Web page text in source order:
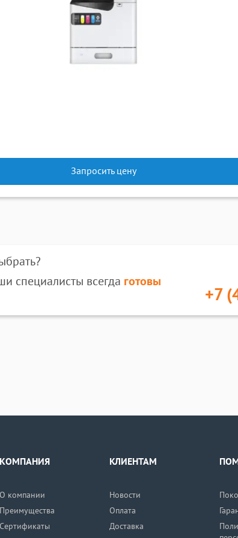
Запросить цену
специалисты всегда готовы
+7
КОМПАНИЯ
О компании
Преимущества
Сертификаты
КЛИЕНТАМ
Новости
Оплата
Доставка